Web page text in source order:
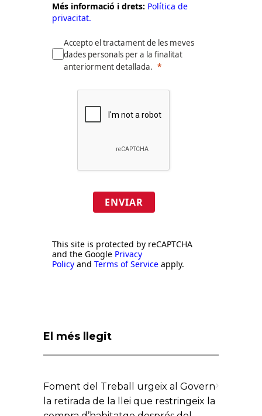
Més informació i drets: Política de
privacitat.
Accepto el tractament de les meves
dades personals per a la finalitat
anteriorment detallada.
ENVIAR
This site is protected by reCAPTCHA
and the Google Privacy
Policy and Terms of Service apply.
El més llegit
Foment del Treball urgeix al Govern
la retirada de la llei que restringeix la